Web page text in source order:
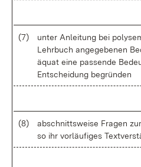
(7)
un­ter An­lei­tung bei
Lehr­buch an­ge­ge­be­nen
äquat ei­ne pas­sen­de
Ent­schei­dung be­grün­den
(8)
ab­schnitts­wei­se Fra­gen
so ihr vor­läu­fi­ges